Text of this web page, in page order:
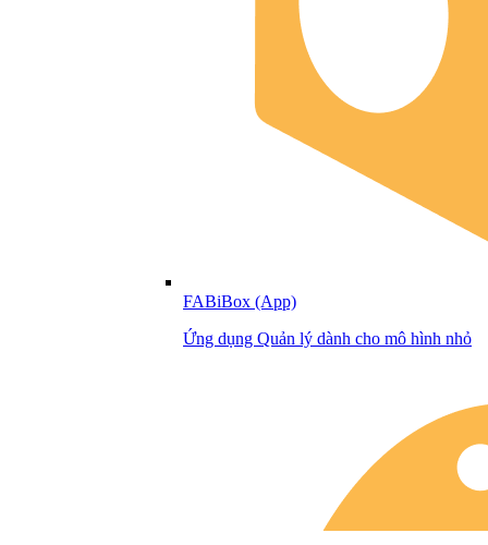
FABiBox (App)
Ứng dụng Quản lý dành cho mô hình nhỏ